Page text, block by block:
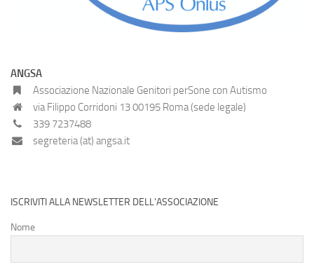
ANGSA
Associazione Nazionale Genitori perSone con Autismo
via Filippo Corridoni 13 00195 Roma (sede legale)
339 7237488
segreteria (at) angsa.it
ISCRIVITI ALLA NEWSLETTER DELL’ASSOCIAZIONE
Nome